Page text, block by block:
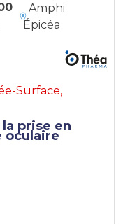
Amphi
Épicéa
Surface,
prise en
oculaire